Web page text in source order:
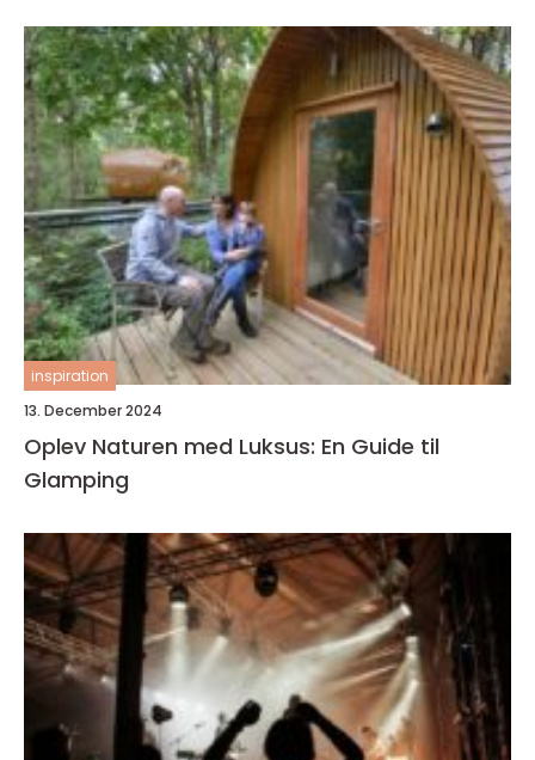
inspiration
13. December 2024
Oplev Naturen med Luksus: En Guide til
Glamping